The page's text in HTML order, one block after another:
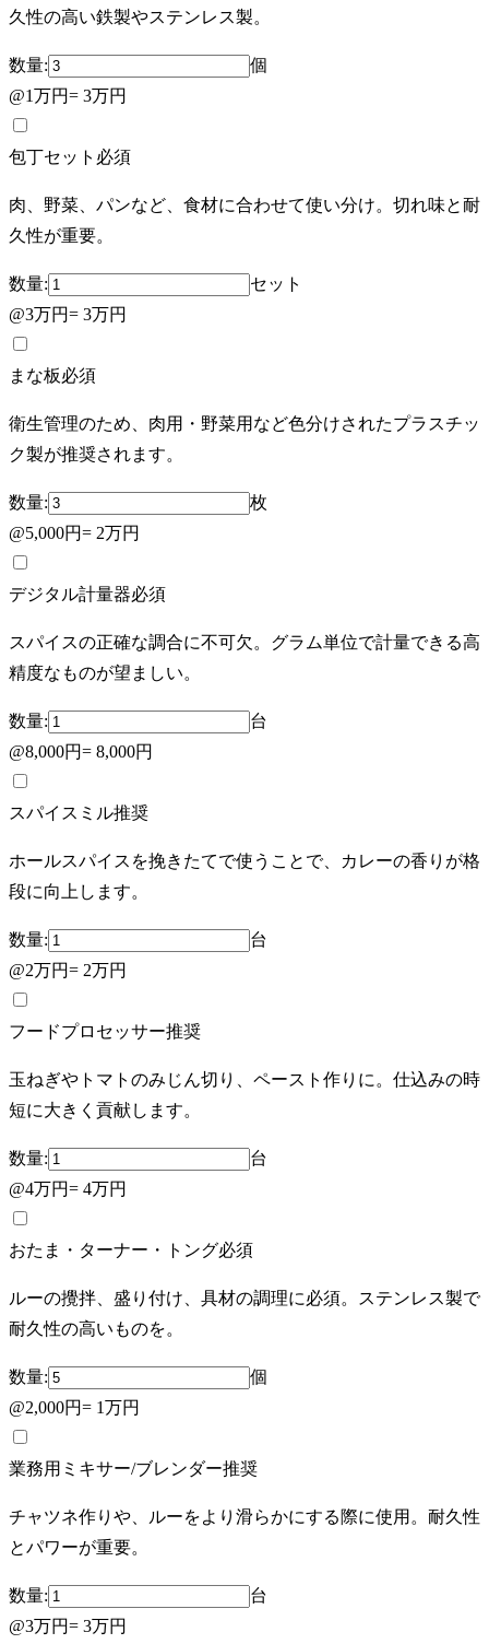
久性の高い鉄製やステンレス製。
数量:
個
@1万円= 3万円
包丁セット 必須
肉、野菜、パンなど、食材に合わせて使い分け。切れ味と耐
久性が重要。
数量:
セット
@3万円= 3万円
まな板必須
衛生管理のため、肉用・野菜用など色分けされたプラスチッ
ク製が推奨されます。
数量:
枚
@5,000円= 2万円
デジタル計量器必須
スパイスの正確な調合に不可欠。グラム単位で計量できる高
精度なものが望ましい。
数量:
台
@8,000円= 8,000円
スパイスミル推奨
ホールスパイスを挽きたてで使うことで、カレーの香りが格
段に向上します。
数量:
台
@2万円= 2万円
フードプロセッサー推奨
玉ねぎやトマトのみじん切り、ペースト作りに。仕込みの時
短に大きく貢献します。
数量:
台
@4万円= 4万円
おたま・ターナー・トング必須
ルーの攪拌、盛り付け、具材の調理に必須。ステンレス製で
耐久性の高いものを。
数量:
個
@2,000円= 1万円
業務用ミキサー/ブレンダー推奨
チャツネ作りや、ルーをより滑らかにする際に使用。耐久性
とパワーが重要。
数量:
台
@3万円= 3万円